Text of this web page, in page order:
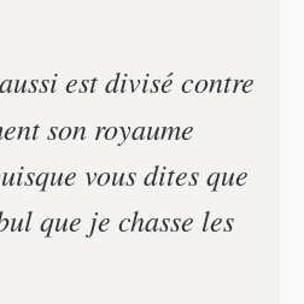
est divisé contre
son royaume
vous dites que
que je chasse les